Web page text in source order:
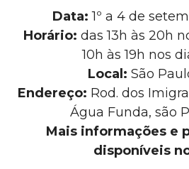
Data:1º a 4 de
Horário: das 13h às 20h
10h às 19h nos
Local: São
Endereço: Rod. dos
Água Funda, são
Mais informações e
disponíveis